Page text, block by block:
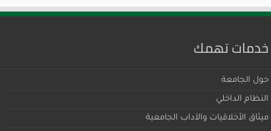
خدمات تهمك
حول الجامعة
النظام الداخلي
ميثاق اﻷخلاقيات والآداب الجامعية